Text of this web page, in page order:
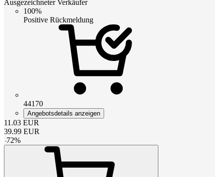
Ausgezeichneter Verkäufer
100%
Positive Rückmeldung
44170
Angebotsdetails anzeigen
11.03 EUR
39.99 EUR
-72%